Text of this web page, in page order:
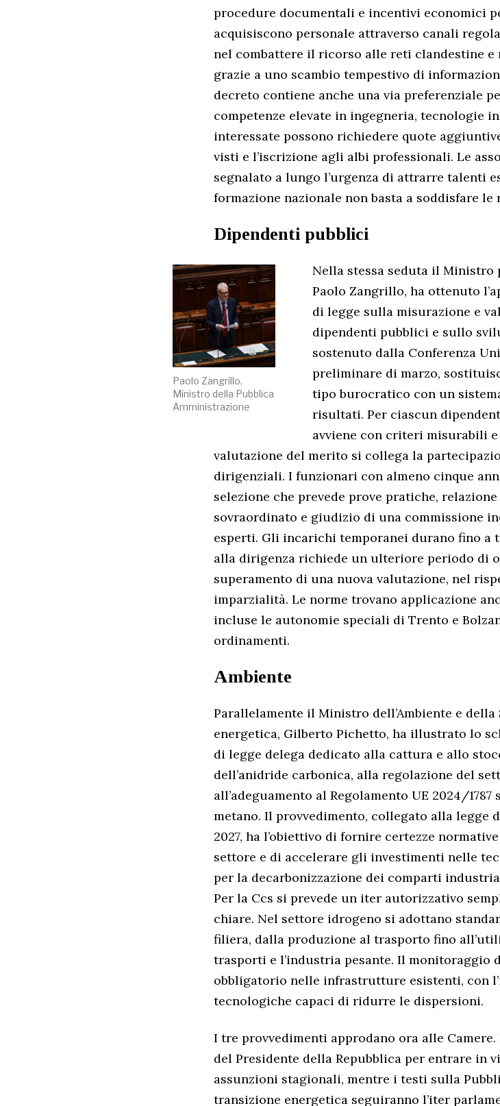
procedure documentali e incentivi economici
acquisiscono personale attraverso canali
nel combattere il ricorso alle reti clandestine
grazie a uno scambio tempestivo di
decreto contiene anche una via preferenziale
competenze elevate in ingegneria, tecnologie
interessate possono richiedere quote
visti e l’iscrizione agli albi professionali. Le
segnalato a lungo l’urgenza di attrarre talenti
formazione nazionale non basta a soddisfare
Dipendenti pubblici
Paolo Zangrillo,
Ministro della Pubblica
Amministrazione
Nella stessa seduta il Ministro
Paolo Zangrillo, ha ottenuto
di legge sulla misurazione e
dipendenti pubblici e sullo
sostenuto dalla Conferenza
preliminare di marzo,
tipo burocratico con un
risultati. Per ciascun
avviene con criteri misurabili
valutazione del merito si collega la
dirigenziali. I funzionari con almeno cinque
selezione che prevede prove pratiche,
sovraordinato e giudizio di una commissione
esperti. Gli incarichi temporanei durano fino a
alla dirigenza richiede un ulteriore periodo di
superamento di una nuova valutazione, nel
imparzialità. Le norme trovano applicazione
incluse le autonomie speciali di Trento e
ordinamenti.
Ambiente
Parallelamente il Ministro dell’Ambiente e della
energetica, Gilberto Pichetto, ha illustrato lo
di legge delega dedicato alla cattura e allo
dell’anidride carbonica, alla regolazione del
all’adeguamento al Regolamento UE 2024/
metano. Il provvedimento, collegato alla legge
2027, ha l’obiettivo di fornire certezze
settore e di accelerare gli investimenti nelle
per la decarbonizzazione dei comparti
Per la Ccs si prevede un iter autorizzativo
chiare. Nel settore idrogeno si adottano
filiera, dalla produzione al trasporto fino
trasporti e l’industria pesante. Il monitoraggio
obbligatorio nelle infrastrutture esistenti, con
tecnologiche capaci di ridurre le dispersioni.
I tre provvedimenti approdano ora alle
del Presidente della Repubblica per entrare in
assunzioni stagionali, mentre i testi sulla
transizione energetica seguiranno l’iter